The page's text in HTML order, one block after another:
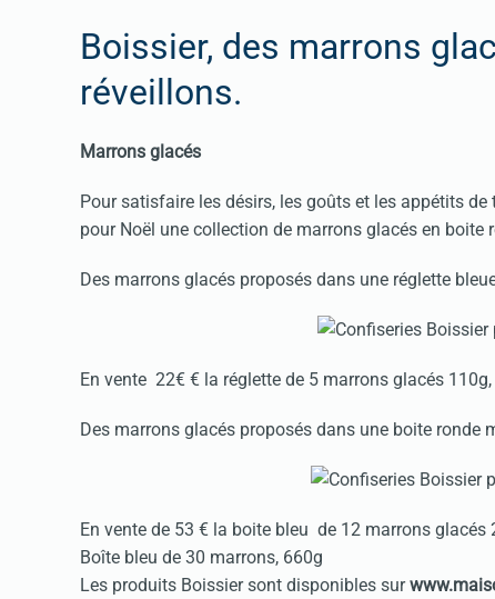
Boissier, des marrons
réveillons.
Marrons glacés
Pour satisfaire les désirs, les goûts et les appétits
pour Noël une collection de marrons glacés en boite
Des marrons glacés proposés dans une réglette
En vente 22€ € la réglette de 5 marrons glacés
Des marrons glacés proposés dans une boite ronde
En vente de 53 € la boite bleu de 12 marrons
Boîte bleu de 30 marrons, 660g
Les produits Boissier sont disponibles sur